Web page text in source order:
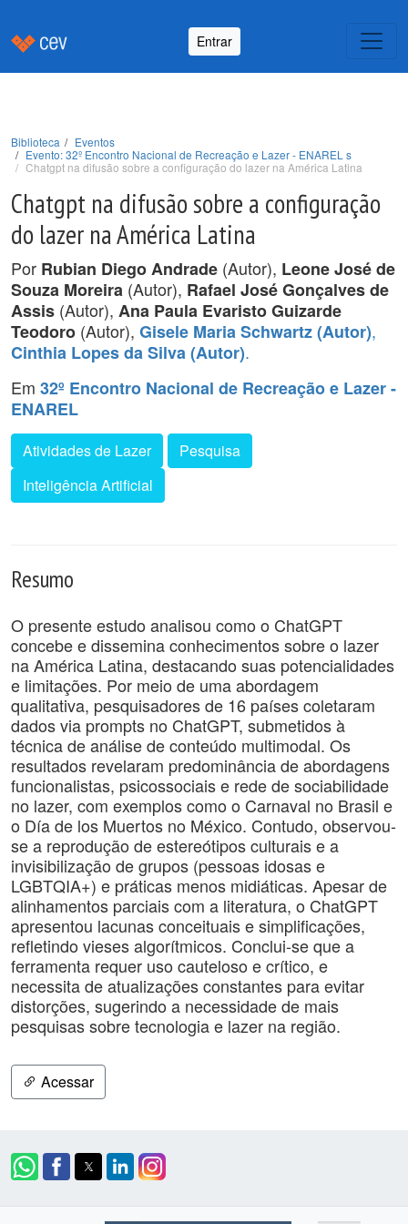
Entrar
Biblioteca
Eventos
Evento: 32º Encontro Nacional de Recreação e Lazer - ENAREL s
Chatgpt na difusão sobre a configuração do lazer na América Latina
Chatgpt na difusão sobre a configuração
do lazer na América Latina
Por Rubian Diego Andrade (Autor), Leone José de
Souza Moreira (Autor), Rafael José Gonçalves de
Assis (Autor), Ana Paula Evaristo Guizarde
Teodoro (Autor), Gisele Maria Schwartz (Autor),
Cinthia Lopes da Silva (Autor).
Em 32º Encontro Nacional de Recreação e Lazer -
ENAREL
Atividades de Lazer
Pesquisa
Inteligência Artificial
Resumo
O presente estudo analisou como o ChatGPT
concebe e dissemina conhecimentos sobre o lazer
na América Latina, destacando suas potencialidades
e limitações. Por meio de uma abordagem
qualitativa, pesquisadores de 16 países coletaram
dados via prompts no ChatGPT, submetidos à
técnica de análise de conteúdo multimodal. Os
resultados revelaram predominância de abordagens
funcionalistas, psicossociais e rede de sociabilidade
no lazer, com exemplos como o Carnaval no Brasil e
o Día de los Muertos no México. Contudo, observou-
se a reprodução de estereótipos culturais e a
invisibilização de grupos (pessoas idosas e
LGBTQIA+) e práticas menos midiáticas. Apesar de
alinhamentos parciais com a literatura, o ChatGPT
apresentou lacunas conceituais e simplificações,
refletindo vieses algorítmicos. Conclui-se que a
ferramenta requer uso cauteloso e crítico, e
necessita de atualizações constantes para evitar
distorções, sugerindo a necessidade de mais
pesquisas sobre tecnologia e lazer na região.
Acessar